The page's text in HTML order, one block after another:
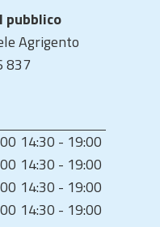
pubblico
Agrigento
837
14:30 - 19:00
14:30 - 19:00
14:30 - 19:00
14:30 - 19:00